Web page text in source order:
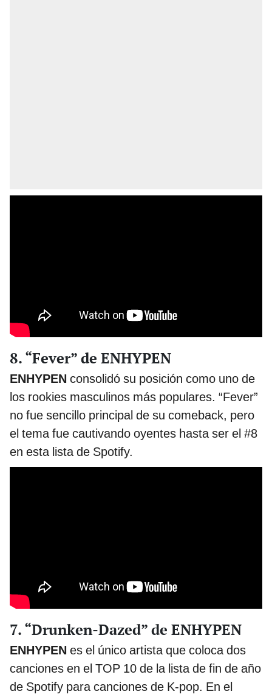
8. “Fever” de ENHYPEN
ENHYPEN consolidó su posición como uno de
los rookies masculinos más populares. “Fever”
no fue sencillo principal de su comeback, pero
el tema fue cautivando oyentes hasta ser el #8
en esta lista de Spotify.
7. “Drunken-Dazed” de ENHYPEN
ENHYPEN es el único artista que coloca dos
canciones en el TOP 10 de la lista de fin de año
de Spotify para canciones de K-pop. En el